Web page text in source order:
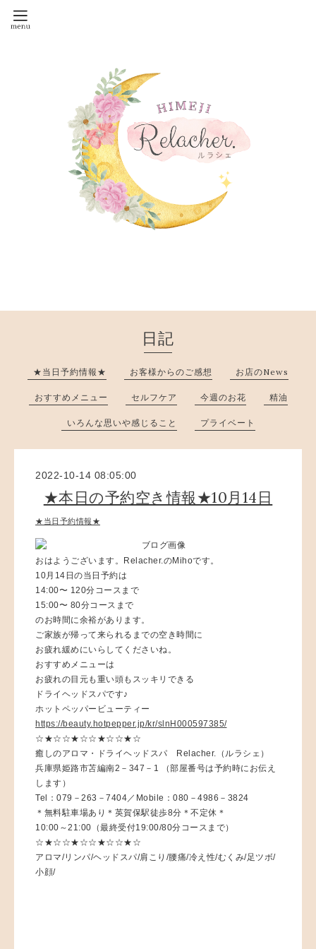
日記
★当日予約情報★ お客様からのご感想 お店のNews
おすすめメニュー セルフケア 今週のお花 精油
いろんな思いや感じること プライベート
2022-10-14 08:05:00
★本日の予約空き情報★10月14日
★当日予約情報★
おはようございます。Relacher.のMihoです。
10月14日の当日予約は
14:00〜 120分コースまで
15:00〜 80分コースまで
のお時間に余裕があります。
ご家族が帰って来られるまでの空き時間に
お疲れ緩めにいらしてくださいね。
おすすめメニューは
お疲れの目元も重い頭もスッキリできる
ドライヘッドスパです♪
ホットペッパービューティー
https://beauty.hotpepper.jp/kr/slnH000597385/
☆★☆☆★☆☆★☆☆★☆
癒しのアロマ・ドライヘッドスパ Relacher.（ルラシェ）
兵庫県姫路市苫編南2－347－1 （部屋番号は予約時にお伝え
します）
Tel：079－263－7404／Mobile：080－4986－3824
＊無料駐車場あり＊英賀保駅徒歩8分＊不定休＊
10:00～21:00（最終受付19:00/80分コースまで）
☆★☆☆★☆☆★☆☆★☆
アロマ/リンパ/ヘッドスパ/肩こり/腰痛/冷え性/むくみ/足ツボ/
小顔/